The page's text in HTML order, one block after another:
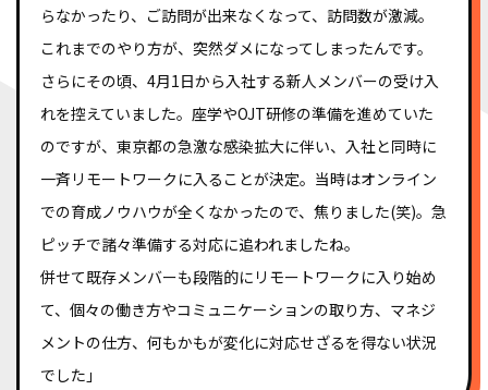
らなかったり、ご訪問が出来なくなって、訪問数が激減。
これまでのやり方が、突然ダメになってしまったんです。
さらにその頃、4月1日から入社する新人メンバーの受け入
れを控えていました。座学やOJT研修の準備を進めていた
のですが、東京都の急激な感染拡大に伴い、入社と同時に
一斉リモートワークに入ることが決定。当時はオンライン
での育成ノウハウが全くなかったので、焦りました(笑)。急
ピッチで諸々準備する対応に追われましたね。
併せて既存メンバーも段階的にリモートワークに入り始め
て、個々の働き方やコミュニケーションの取り方、マネジ
メントの仕方、何もかもが変化に対応せざるを得ない状況
でした」